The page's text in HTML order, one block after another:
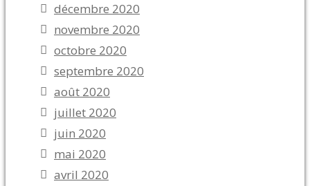
décembre 2020
novembre 2020
octobre 2020
septembre 2020
août 2020
juillet 2020
juin 2020
mai 2020
avril 2020